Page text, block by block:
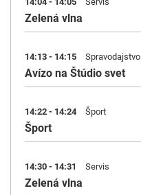
Zelená vlna
14:13 - 14:15 Spravodajstvo
Avízo na Štúdio svet
14:22 - 14:24 Šport
Šport
14:30 - 14:31 Servis
Zelená vlna